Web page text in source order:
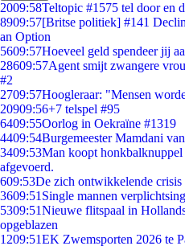
2009:58Teltopic #1575 tel door en
8909:57[Britse politiek] #141
an Option
5609:57Hoeveel geld spendeer jij
28609:57Agent smijt zwangere
#2
2709:57Hoogleraar: "Mensen
20909:56+7 telspel #95
6409:55Oorlog in Oekraïne #1319
4409:54Burgemeester Mamdani
3409:53Man koopt
afgevoerd.
609:53De zich ontwikkelende crisis
3609:51 Single mannen
5309:51Nieuwe flitspaal in
opgeblazen
1209:51EK Zwemsporten 2026 te